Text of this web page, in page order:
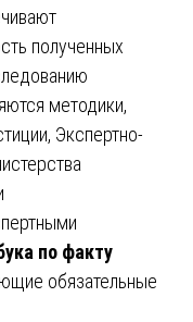
полученных
методики,
Экспертно-
по факту
обязательные